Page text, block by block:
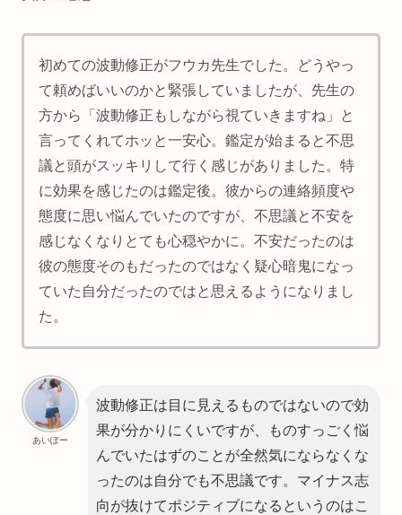
初めての波動修正がフウカ先生でした。どうやっ
て頼めばいいのかと緊張していましたが、先生の
方から「波動修正もしながら視ていきますね」と
言ってくれてホッと一安心。鑑定が始まると不思
議と頭がスッキリして行く感じがありました。特
に効果を感じたのは鑑定後。彼からの連絡頻度や
態度に思い悩んでいたのですが、不思議と不安を
感じなくなりとても心穏やかに。不安だったのは
彼の態度そのもだったのではなく疑心暗鬼になっ
ていた自分だったのではと思えるようになりまし
た。
あいぽー
波動修正は目に見えるものではないので効
果が分かりにくいですが、ものすっごく悩
んでいたはずのことが全然気にならなくな
ったのは自分でも不思議です。マイナス志
向が抜けてポジティブになるというのはこ